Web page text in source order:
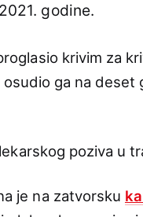
godine.
krivim za
ga na deset
poziva u
je na zatvorsku